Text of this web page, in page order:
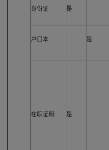
身份证 是
户口本 是
在职证明 是